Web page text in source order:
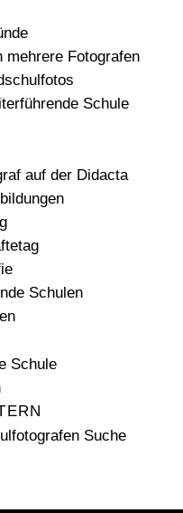
mehrere Fotografen
Schule
auf der Didacta
Schulen
Schule
Suche